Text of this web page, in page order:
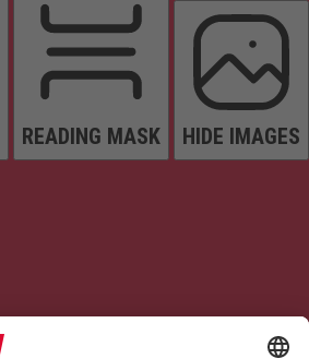
READING MASK HIDE IMAGES